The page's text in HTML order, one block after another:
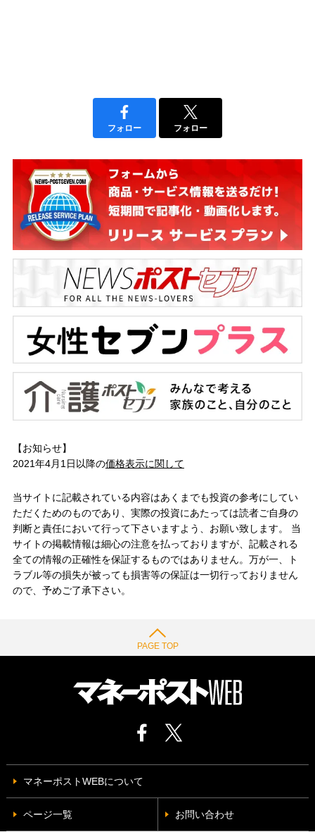
フォロー フォロー
【お知らせ】
2021年4月1日以降の価格表示に関して
当サイトに記載されている内容はあくまでも投資の参考にしてい
ただくためのものであり、実際の投資にあたっては読者ご自身の
判断と責任において行って下さいますよう、お願い致します。 当
サイトの掲載情報は細心の注意を払っておりますが、記載される
全ての情報の正確性を保証するものではありません。万が一、ト
ラブル等の損失が被っても損害等の保証は一切行っておりません
ので、予めご了承下さい。
PAGE TOP
マネーポストWEBについて
ページ一覧 お問い合わせ